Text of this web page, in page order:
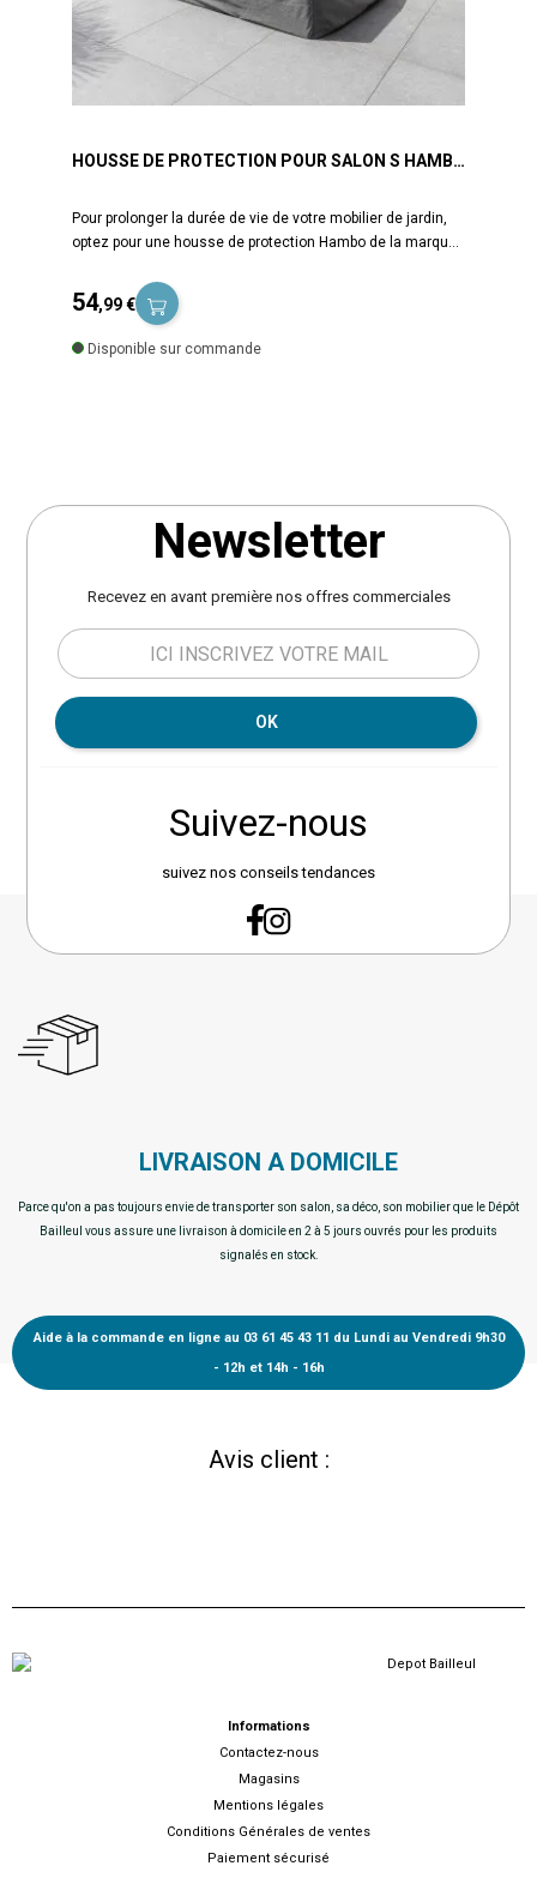
HOUSSE DE PROTECTION POUR SALON S HAMBO
Pour prolonger la durée de vie de votre mobilier de jardin,
optez pour une housse de protection Hambo de la marque
mieux votre salon taille S. Le tissu est traité déperlant, il
permet à l'eau de glisser sans pénétrer la matière. La
housse dispose d'un cordon de serrage pour un meilleur
maintien ainsi qu'un système d'aération. Fourni avec un
54,99 €
Disponible sur commande
Newsletter
Recevez en avant première nos offres commerciales
OK
Suivez-nous
suivez nos conseils tendances
LIVRAISON A DOMICILE
Parce qu'on a pas toujours envie de transporter son salon, sa déco, son mobilier que le Dépôt
Bailleul vous assure une livraison à domicile en 2 à 5 jours ouvrés pour les produits
signalés en stock.
Aide à la commande en ligne au 03 61 45 43 11 du Lundi au Vendredi 9h30
- 12h et 14h - 16h
Avis client :
Informations
Contactez-nous
Magasins
Mentions légales
Conditions Générales de ventes
Paiement sécurisé